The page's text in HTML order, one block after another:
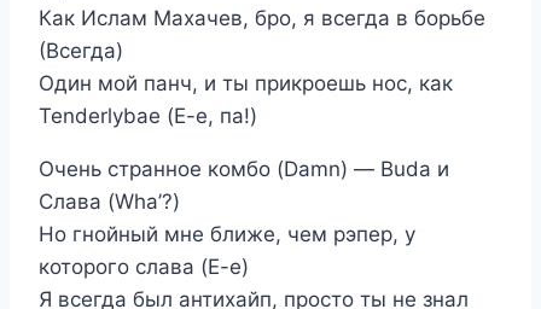
Как Ислам Махачев, бро, я всегда в борьбе
(Всегда)
Один мой панч, и ты прикроешь нос, как
Tenderlybae (Е-е, па!)
Очень странное комбо (Damn) — Buda и
Слава (Wha’?)
Но гнойный мне ближе, чем рэпер, у
которого слава (Е-е)
Я всегда был антихайп, просто ты не знал